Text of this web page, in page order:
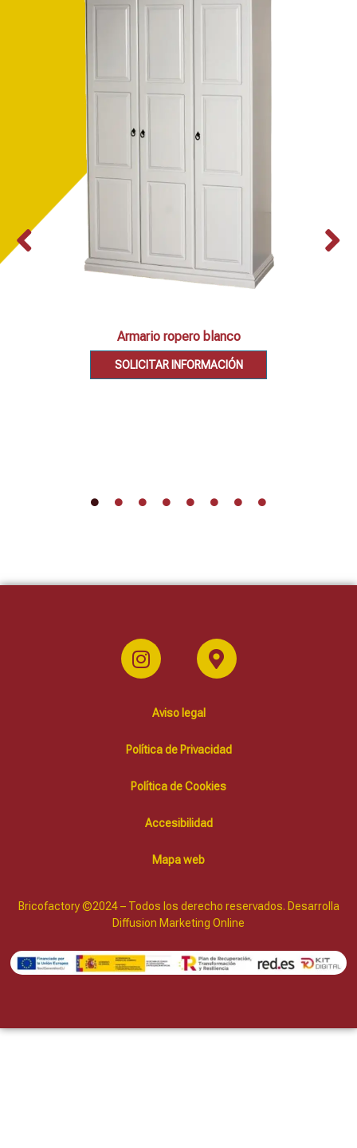
Armario ropero blanco
SOLICITAR INFORMACIÓN
Aviso legal
Política de Privacidad
Política de Cookies
Accesibilidad
Mapa web
Bricofactory ©2024 – Todos los derecho reservados. Desarrolla
Diffusion Marketing Online